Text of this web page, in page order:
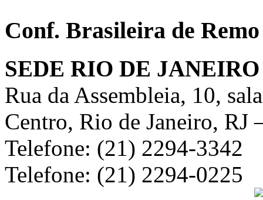
Conf. Brasileira de Remo
SEDE RIO DE JANEIRO
Rua da Assembleia, 10,
Centro, Rio de Janeiro, RJ
Telefone: (21) 2294-3342
Telefone: (21) 2294-0225